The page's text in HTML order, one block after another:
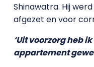
Shinawatra. Hij
afgezet en voor
‘Uit voorzorg heb
appartement